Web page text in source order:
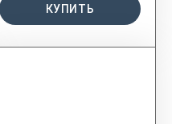
КУПИТЬ